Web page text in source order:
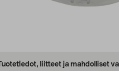
Tuotetiedot, liitteet ja mahdolliset